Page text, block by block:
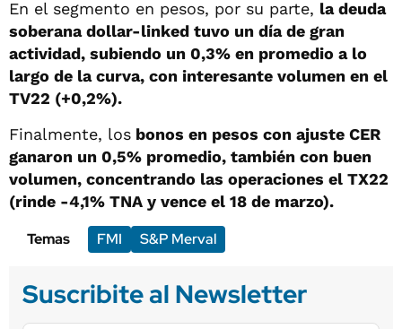
En el segmento en pesos, por su parte, la deuda
soberana dollar-linked tuvo un día de gran
actividad, subiendo un 0,3% en promedio a lo
largo de la curva, con interesante volumen en el
TV22 (+0,2%).
Finalmente, los bonos en pesos con ajuste CER
ganaron un 0,5% promedio, también con buen
volumen, concentrando las operaciones el TX22
(rinde -4,1% TNA y vence el 18 de marzo).
Temas
FMI S&P Merval
Suscribite al Newsletter